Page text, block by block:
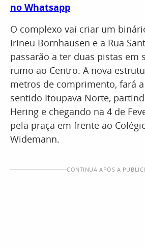
no Whatsapp
O complexo vai criar um
Irineu Bornhausen e a Rua
passarão a ter duas pistas em
rumo ao Centro. A nova
metros de comprimento, fará
sentido Itoupava Norte,
Hering e chegando na 4 de
pela praça em frente ao
Widemann.
CONTINUA APÓS A